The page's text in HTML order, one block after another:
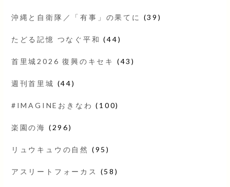
沖縄と自衛隊／「有事」の果てに (39)
たどる記憶 つなぐ平和 (44)
首里城2026 復興のキセキ (43)
週刊首里城 (44)
#IMAGINEおきなわ (100)
楽園の海 (296)
リュウキュウの自然 (95)
アスリートフォーカス (58)